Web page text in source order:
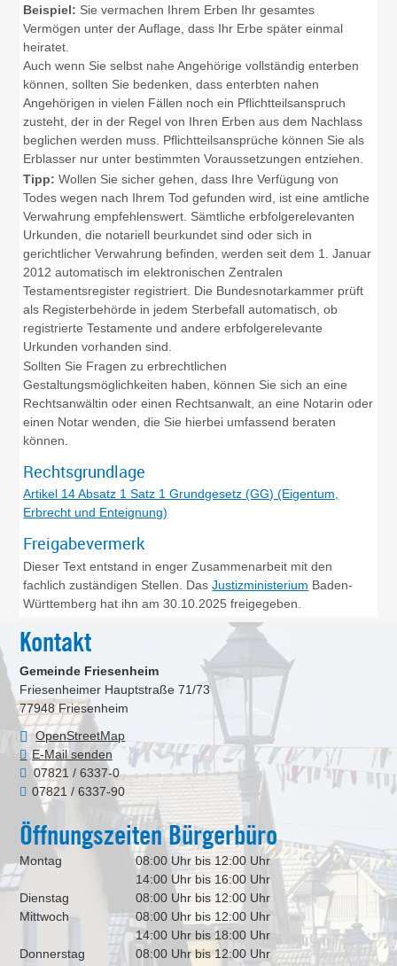
Beispiel: Sie vermachen Ihrem Erben Ihr gesamtes
Vermögen unter der Auflage, dass Ihr Erbe später einmal
heiratet.
Auch wenn Sie selbst nahe Angehörige vollständig enterben
können, sollten Sie bedenken, dass enterbten nahen
Angehörigen in vielen Fällen noch ein Pflichtteilsanspruch
zusteht, der in der Regel von Ihren Erben aus dem Nachlass
beglichen werden muss. Pflichtteilsansprüche können Sie als
Erblasser nur unter bestimmten Voraussetzungen entziehen.
Tipp: Wollen Sie sicher gehen, dass Ihre Verfügung von
Todes wegen nach Ihrem Tod gefunden wird, ist eine amtliche
Verwahrung empfehlenswert. Sämtliche erbfolgerelevanten
Urkunden, die notariell beurkundet sind oder sich in
gerichtlicher Verwahrung befinden, werden seit dem 1. Januar
2012 automatisch im elektronischen Zentralen
Testamentsregister registriert. Die Bundesnotarkammer prüft
als Registerbehörde in jedem Sterbefall automatisch, ob
registrierte Testamente und andere erbfolgerelevante
Urkunden vorhanden sind.
Sollten Sie Fragen zu erbrechtlichen
Gestaltungsmöglichkeiten haben, können Sie sich an eine
Rechtsanwältin oder einen Rechtsanwalt, an eine Notarin oder
einen Notar wenden, die Sie hierbei umfassend beraten
können.
Rechtsgrundlage
Artikel 14 Absatz 1 Satz 1 Grundgesetz (GG) (Eigentum,
Erbrecht und Enteignung)
Freigabevermerk
Dieser Text entstand in enger Zusammenarbeit mit den
fachlich zuständigen Stellen. DasJustizministerium Baden-
Württemberg hat ihn am 30.10.2025 freigegeben.
Kontakt
Gemeinde Friesenheim
Friesenheimer Hauptstraße 71/73
77948 Friesenheim
OpenStreetMap
E-Mail senden
07821 / 6337-0
07821 / 6337-90
Öffnungszeiten Bürgerbüro
Montag
08:00 Uhr bis 12:00 Uhr
14:00 Uhr bis 16:00 Uhr
Dienstag
08:00 Uhr bis 12:00 Uhr
Mittwoch
08:00 Uhr bis 12:00 Uhr
14:00 Uhr bis 18:00 Uhr
Donnerstag
08:00 Uhr bis 12:00 Uhr